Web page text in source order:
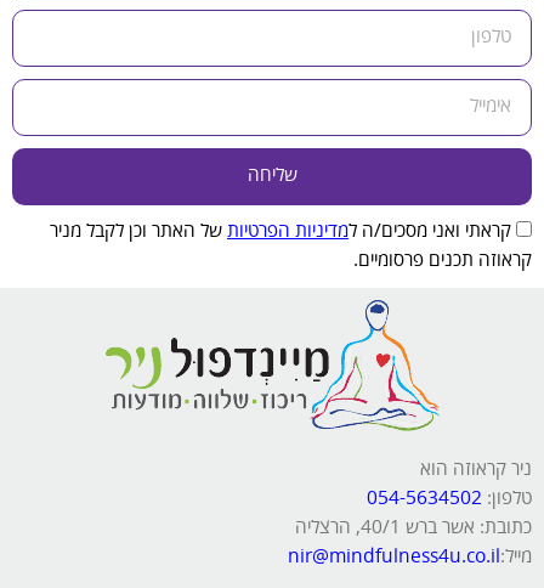
קראתי ואני מסכים/ה למדיניות הפרטיות של האתר וכן לקבל מניר
קראוזה תכנים פרסומיים.
שליחה
ניר קראוזה הוא
טלפון:
כתובת: אשר ברש 40/1, הרצליה
מייל:nir@mindfulness4u.co.il